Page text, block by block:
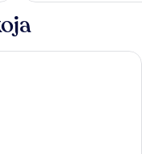
Beach Resort